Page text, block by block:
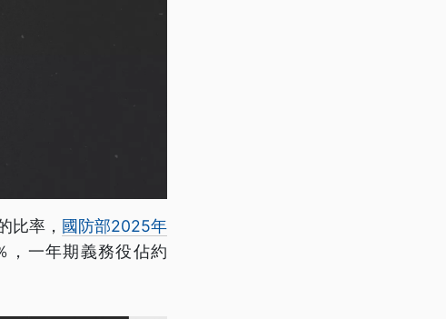
比率， 國防部2025年
，一年期義務役佔約